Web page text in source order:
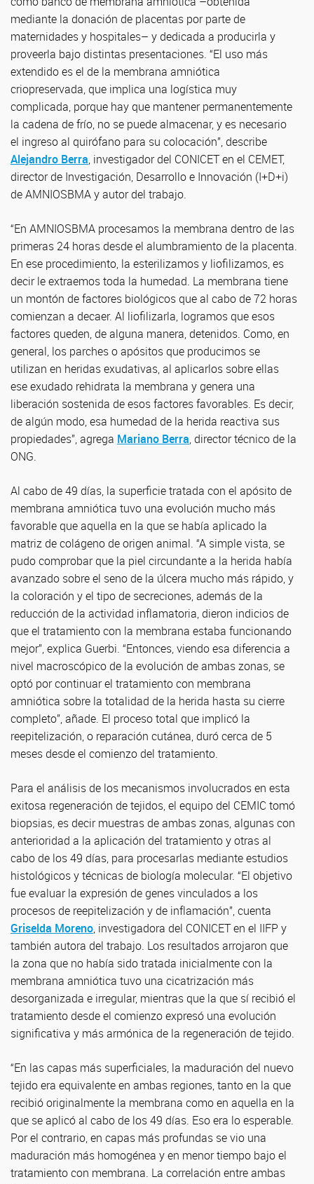
mediante la donación de placentas por parte de
maternidades y hospitales– y dedicada a producirla y
proveerla bajo distintas presentaciones. “El uso más
extendido es el de la membrana amniótica
criopreservada, que implica una logística muy
complicada, porque hay que mantener permanentemente
la cadena de frío, no se puede almacenar, y es necesario
el ingreso al quirófano para su colocación”, describe
Alejandro Berra, investigador del CONICET en el CEMET,
director de Investigación, Desarrollo e Innovación (I+D+i)
de AMNIOSBMA y autor del trabajo.
“En AMNIOSBMA procesamos la membrana dentro de las
primeras 24 horas desde el alumbramiento de la placenta.
En ese procedimiento, la esterilizamos y liofilizamos, es
decir le extraemos toda la humedad. La membrana tiene
un montón de factores biológicos que al cabo de 72 horas
comienzan a decaer. Al liofilizarla, logramos que esos
factores queden, de alguna manera, detenidos. Como, en
general, los parches o apósitos que producimos se
utilizan en heridas exudativas, al aplicarlos sobre ellas
ese exudado rehidrata la membrana y genera una
liberación sostenida de esos factores favorables. Es decir,
de algún modo, esa humedad de la herida reactiva sus
propiedades”, agrega Mariano Berra, director técnico de la
ONG.
Al cabo de 49 días, la superficie tratada con el apósito de
membrana amniótica tuvo una evolución mucho más
favorable que aquella en la que se había aplicado la
matriz de colágeno de origen animal. “A simple vista, se
pudo comprobar que la piel circundante a la herida había
avanzado sobre el seno de la úlcera mucho más rápido, y
la coloración y el tipo de secreciones, además de la
reducción de la actividad inflamatoria, dieron indicios de
que el tratamiento con la membrana estaba funcionando
mejor”, explica Guerbi. “Entonces, viendo esa diferencia a
nivel macroscópico de la evolución de ambas zonas, se
optó por continuar el tratamiento con membrana
amniótica sobre la totalidad de la herida hasta su cierre
completo”, añade. El proceso total que implicó la
reepitelización, o reparación cutánea, duró cerca de 5
meses desde el comienzo del tratamiento.
Para el análisis de los mecanismos involucrados en esta
exitosa regeneración de tejidos, el equipo del CEMIC tomó
biopsias, es decir muestras de ambas zonas, algunas con
anterioridad a la aplicación del tratamiento y otras al
cabo de los 49 días, para procesarlas mediante estudios
histológicos y técnicas de biología molecular. “El objetivo
fue evaluar la expresión de genes vinculados a los
procesos de reepitelización y de inflamación”, cuenta
Griselda Moreno, investigadora del CONICET en el IIFP y
también autora del trabajo. Los resultados arrojaron que
la zona que no había sido tratada inicialmente con la
membrana amniótica tuvo una cicatrización más
desorganizada e irregular, mientras que la que sí recibió el
tratamiento desde el comienzo expresó una evolución
significativa y más armónica de la regeneración de tejido.
“En las capas más superficiales, la maduración del nuevo
tejido era equivalente en ambas regiones, tanto en la que
recibió originalmente la membrana como en aquella en la
que se aplicó al cabo de los 49 días. Eso era lo esperable.
Por el contrario, en capas más profundas se vio una
maduración más homogénea y en menor tiempo bajo el
tratamiento con membrana. La correlación entre ambas